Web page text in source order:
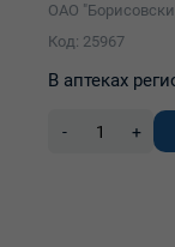
ОАО
Код: 25967
В аптеках
- +